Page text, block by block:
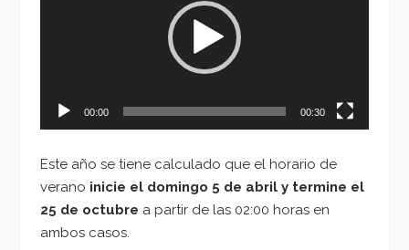
00:00 00:30
Este año se tiene calculado que el horario de
verano inicie el domingo 5 de abril y termine el
25 de octubre a partir de las 02:00 horas en
ambos casos.